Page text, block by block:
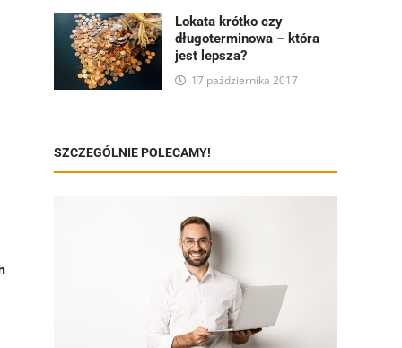
Lokata krótko czy
długoterminowa – która
jest lepsza?
17 października 2017
SZCZEGÓLNIE POLECAMY!